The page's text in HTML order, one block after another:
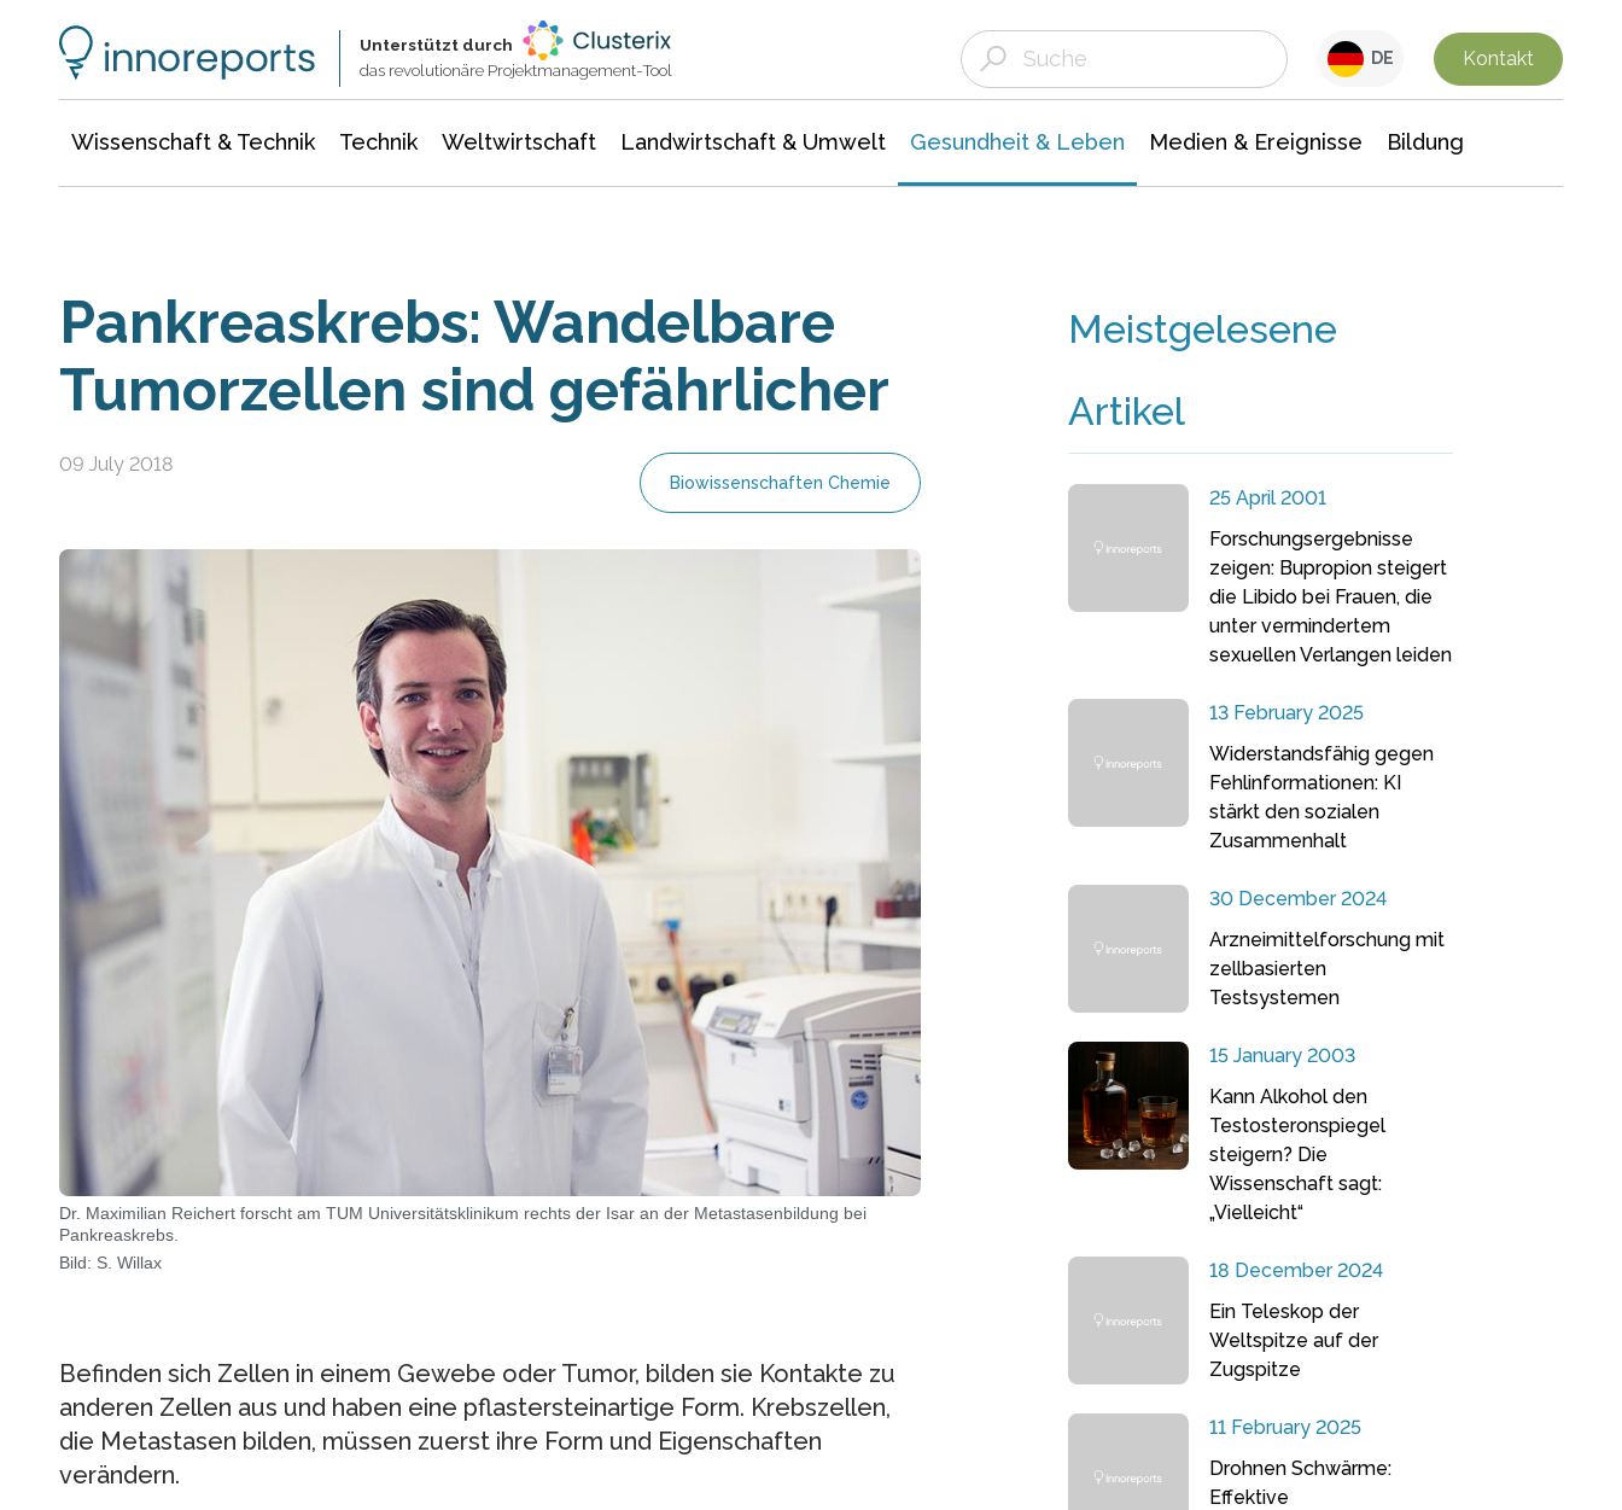
Unterstützt durch
das revolutionäre Projektmanagement-Tool
DE Kontakt
Wissenschaft & Technik Technik Weltwirtschaft Landwirtschaft & Umwelt Gesundheit & Leben Medien & Ereignisse Bildung
Pankreaskrebs: Wandelbare
Tumorzellen sind gefährlicher
09 July 2018
Biowissenschaften Chemie
Dr. Maximilian Reichert forscht am TUM Universitätsklinikum rechts der Isar an der Metastasenbildung bei
Pankreaskrebs.
Bild: S. Willax
Befinden sich Zellen in einem Gewebe oder Tumor, bilden sie Kontakte zu
anderen Zellen aus und haben eine pflastersteinartige Form. Krebszellen,
die Metastasen bilden, müssen zuerst ihre Form und Eigenschaften
verändern.
Meistgelesene
Artikel
25 April 2001
Forschungsergebnisse
zeigen: Bupropion steigert
die Libido bei Frauen, die
unter vermindertem
sexuellen Verlangen leiden
13 February 2025
Widerstandsfähig gegen
Fehlinformationen: KI
stärkt den sozialen
Zusammenhalt
30 December 2024
Arzneimittelforschung mit
zellbasierten
Testsystemen
15 January 2003
Kann Alkohol den
Testosteronspiegel
steigern? Die
Wissenschaft sagt:
„Vielleicht“
18 December 2024
Ein Teleskop der
Weltspitze auf der
Zugspitze
11 February 2025
Drohnen Schwärme:
Effektive